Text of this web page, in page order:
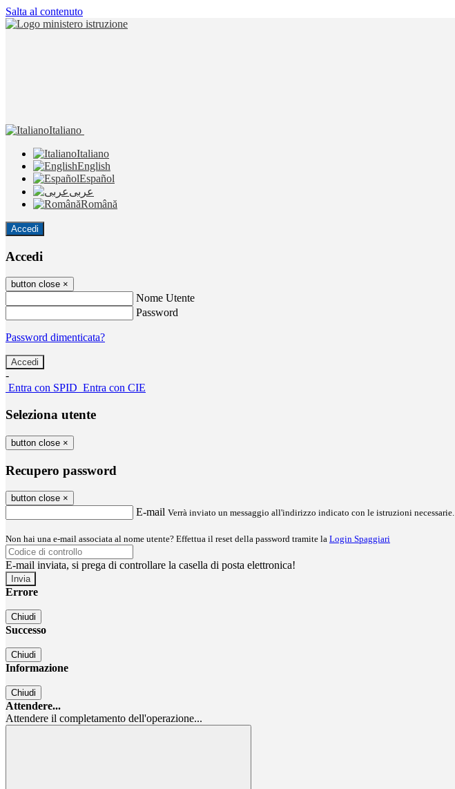
Salta al contenuto
Italiano
Italiano
English
Español
عربى
Română
Accedi
Accedi
button close ×
Nome Utente
Password
Password dimenticata?
-
Entra con SPID Entra con CIE
Seleziona utente
button close ×
Recupero password
button close ×
E-mail Verrà inviato un messaggio all'indirizzo indicato con le istruzioni necessarie.
Non hai una e-mail associata al nome utente? Effettua il reset della password tramite la Login Spaggiari
E-mail inviata, si prega di controllare la casella di posta elettronica!
Errore
Chiudi
Successo
Chiudi
Informazione
Chiudi
Attendere...
Attendere il completamento dell'operazione...